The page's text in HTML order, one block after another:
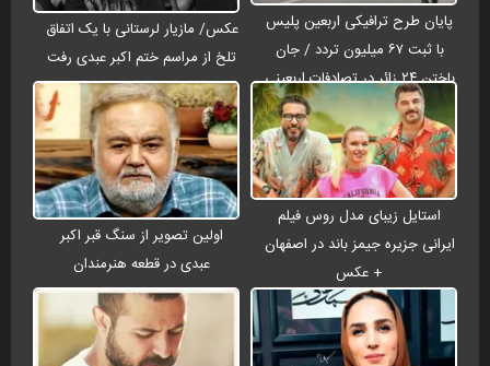
پایان طرح ترافیکی اربعین پلیس
با ثبت ۶۷ میلیون تردد / جان
باختن ۲۴ زائر در تصادفات اربعینی
عکس/ مازیار لرستانی با یک اتفاق
تلخ از مراسم ختم اکبر عبدی رفت
استایل زیبای مدل روس فیلم
ایرانی جزیره جیمز باند در اصفهان
+ عکس
اولین تصویر از سنگ قبر اکبر
عبدی در قطعه هنرمندان